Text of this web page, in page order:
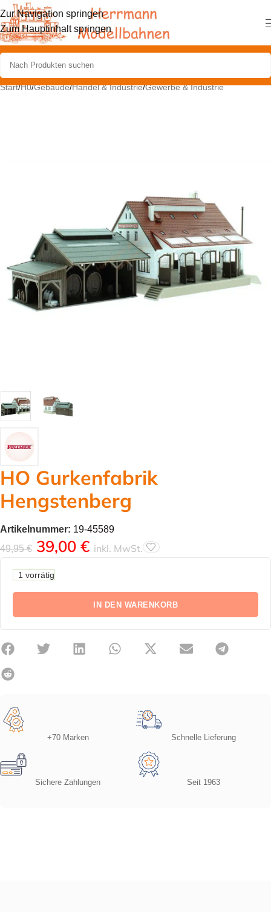
Zur Navigation springen
Zum Hauptinhalt springen
Start/H0/Gebäude/Handel & Industrie/Gewerbe & Industrie
HO Gurkenfabrik
Hengstenberg
Artikelnummer: 19-45589
49,95€ 39,00 € inkl. MwSt.
1 vorrätig
IN DEN WARENKORB
+70 Marken Schnelle Lieferung
Sichere Zahlungen Seit 1963